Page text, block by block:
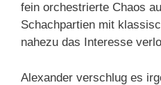
fein orchestrierte Chaos
Schachpartien mit
nahezu das Interesse
Alexander verschlug es